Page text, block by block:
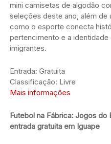
mini camisetas de algodão
seleções deste ano, além de
como o esporte conecta
pertencimento e a identidade
imigrantes.
Entrada: Gratuita
Classificação: Livre
Mais informações
Futebol na Fábrica: Jogos
entrada gratuita em Iguape